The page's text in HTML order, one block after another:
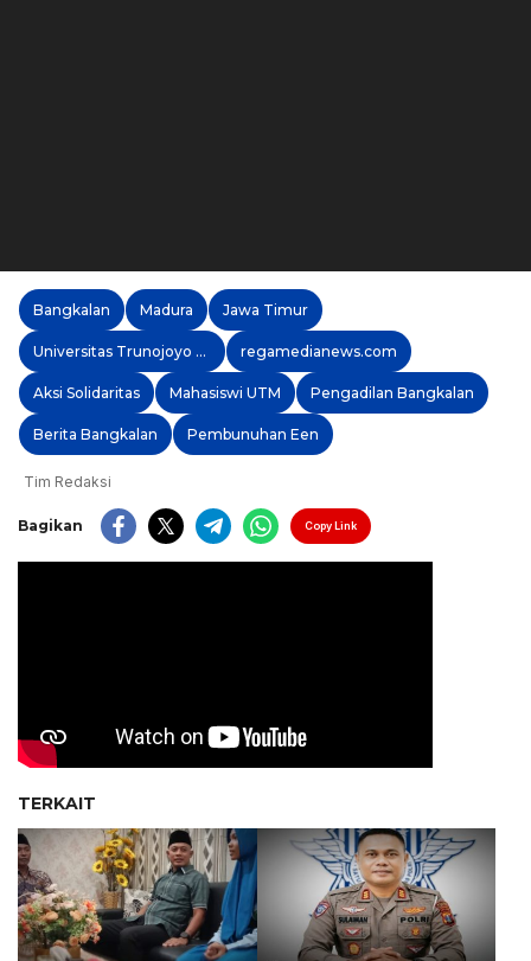
Bangkalan Madura Jawa Timur
Universitas Trunojoyo Madura regamedianews.com
Aksi Solidaritas Mahasiswi UTM Pengadilan Bangkalan
Berita Bangkalan Pembunuhan Een
Tim Redaksi
Bagikan Copy Link
TERKAIT